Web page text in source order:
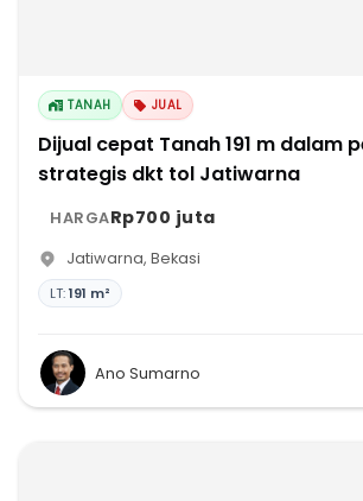
TANAH JUAL
Dijual cepat Tanah 191 m dalam
strategis dkt tol Jatiwarna
HARGARp700 juta
Jatiwarna, Bekasi
LT:191 m²
Ano Sumarno